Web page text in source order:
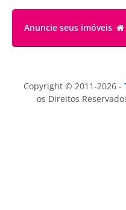
Anuncie seus imóveis
Copyright © 2011-2026 -
os Direitos